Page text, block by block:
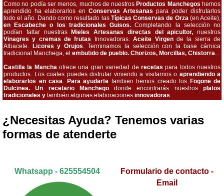
Como no podía ser menos, muchos de nuestros Productos Manchegos hemos
aprendido ha elaborarlos en Conservas Artesanas para poder disfrutarlos
todo el año. Dando como resultado las Típicas Conservas de Orza(en Aceite),
en Escabeche o los tradicionales Guisos. Completando la selección no
podían faltar nuestras
Mieles Artesanas directas del apicultor, nuestros
Vinagres y cremas de frutas
Innovadoras.Aceite Virgende la sierra de
Albacete.
Licores y Orujos. Terminamos la selección con la base cárnica
tradicional Manchega, el embutido de pueblo. Chorizos, Morcillas, Chistorra...
Castilla la Manchaofrece una gran variedad de recetas para todos nuestros
productos. Los cuales puedes disfrutar viniendo a visitarnos o aprendiendo a
elaborarlos en casa. Para ayudarte tambien hemos creado los Fogone de
Dulcinea. Un recetario Manchegodonde encontrarás nuestrosplatos
tradicionales y también algunas elaboraciones innovadoras.
¿Necesitas Ayuda? Tenemos varias
formas de atenderte
Whatsapp - 625554504
Formulario de contacto -
Email